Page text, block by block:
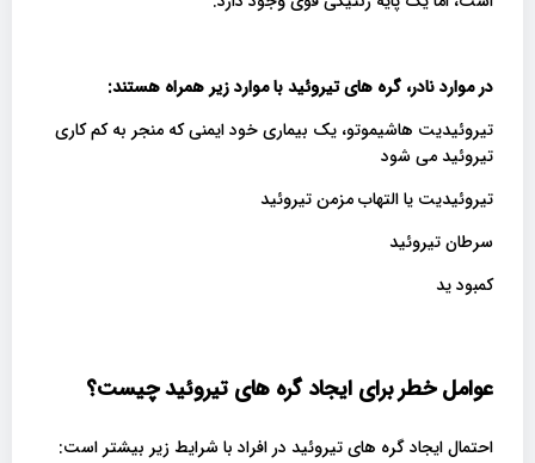
در موارد نادر، گره های تیروئید با موارد زیر همراه هستند:
تیروئیدیت هاشیموتو، یک بیماری خود ایمنی که منجر به کم کاری
تیروئید می شود
تیروئیدیت یا التهاب مزمن تیروئید
سرطان تیروئید
کمبود ید
عوامل خطر برای ایجاد گره های تیروئید چیست؟
احتمال ایجاد گره های تیروئید در افراد با شرایط زیر بیشتر است: